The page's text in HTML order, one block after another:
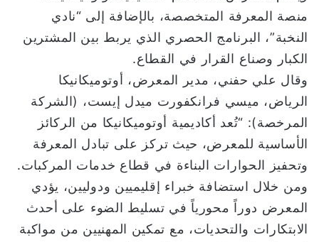
منصة المعرفة المتخصصة، بالإضافة إلى “نادي
النخبة”، البرنامج الحصري الذي يربط بين المشترين
الكبار وصناع القرار في القطاع.
وقال علي حفني، مدير المعرض، أوتوميكانيكا
الرياض، ميسي فرانكفورت ميدل إيست، (الشركة
المرخصة): “تُعد أكاديمية أوتوميكانيكا من الركائز
الأساسية للمعرض، حيث تركز على تبادل المعرفة
وتحفيز الحوارات البناءة في قطاع خدمات المركبات.
ومن خلال استضافة خبراء إقليميين ودوليين، يؤدي
المعرض دوراً محورياً في تسليط الضوء على أحدث
الابتكارات والتحديات، مع تمكين المهنيين من مواكبة